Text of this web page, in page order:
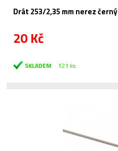
Drát 253/2,35 mm nerez černý
20 Kč
SKLADEM 121 ks